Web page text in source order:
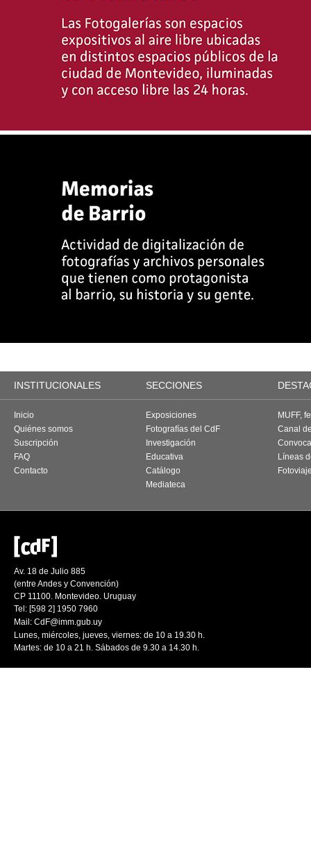
INSTITUCIONALES SECCIONES
Inicio
Quiénes somos
Suscripción
FAQ
Contacto
Exposiciones
Fotografías del CdF
Investigación
Educativa
Catálogo
Mediateca
MUFF,
Canal
Líneas
Av. 18 de Julio 885
(entre Andes y Convención)
CP 11100. Montevideo. Uruguay
Tel: [598 2] 1950 7960
Mail: CdF@imm.gub.uy
Lunes, miércoles, jueves, viernes: de 10 a 19.30 h.
Martes: de 10 a 21 h. Sábados de 9.30 a 14.30 h.